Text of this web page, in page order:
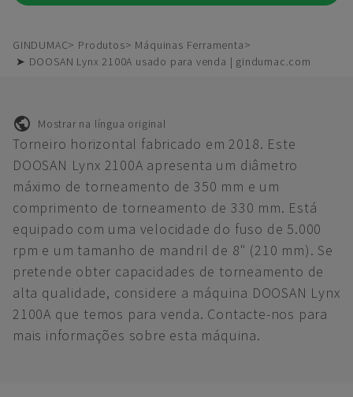
GINDUMAC Produtos
Máquinas Ferramenta
➤ DOOSAN Lynx 2100A usado para venda | gindumac.com
Mostrar na língua original
Torneiro horizontal fabricado em 2018. Este
DOOSAN Lynx 2100A apresenta um diâmetro
máximo de torneamento de 350 mm e um
comprimento de torneamento de 330 mm. Está
equipado com uma velocidade do fuso de 5.000
rpm e um tamanho de mandril de 8" (210 mm). Se
pretende obter capacidades de torneamento de
alta qualidade, considere a máquina DOOSAN Lynx
2100A que temos para venda. Contacte-nos para
mais informações sobre esta máquina.